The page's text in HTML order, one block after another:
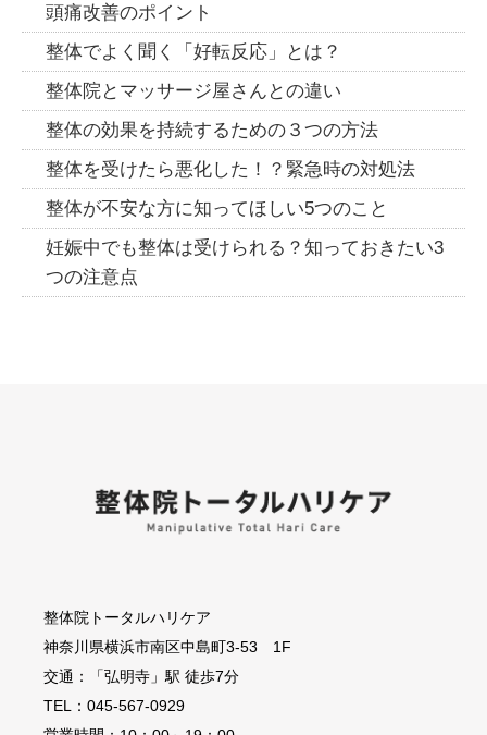
頭痛改善のポイント
整体でよく聞く「好転反応」とは？
整体院とマッサージ屋さんとの違い
整体の効果を持続するための３つの方法
整体を受けたら悪化した！？緊急時の対処法
整体が不安な方に知ってほしい5つのこと
妊娠中でも整体は受けられる？知っておきたい3
つの注意点
整体院トータルハリケア
神奈川県横浜市南区中島町3-53 1F
交通：「弘明寺」駅 徒歩7分
TEL：045-567-0929